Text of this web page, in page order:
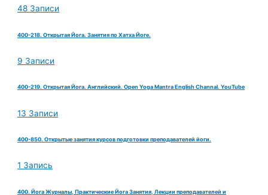
48 Записи
400-218. Открытая Йога. Занятия по Хатха Йоге.
9 Записи
400-219. Открытая Йога. Английский. Open Yoga Mantra English Channal. YouTube
13 Записи
400-850. Открытые занятия курсов подготовки преподавателей йоги.
1 Запись
400. Йога Журналы, Практические Йога Занятия, Лекции преподавателей и